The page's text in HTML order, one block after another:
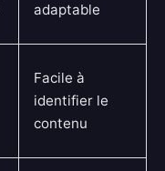
adaptable
Facile à
identifier le
contenu